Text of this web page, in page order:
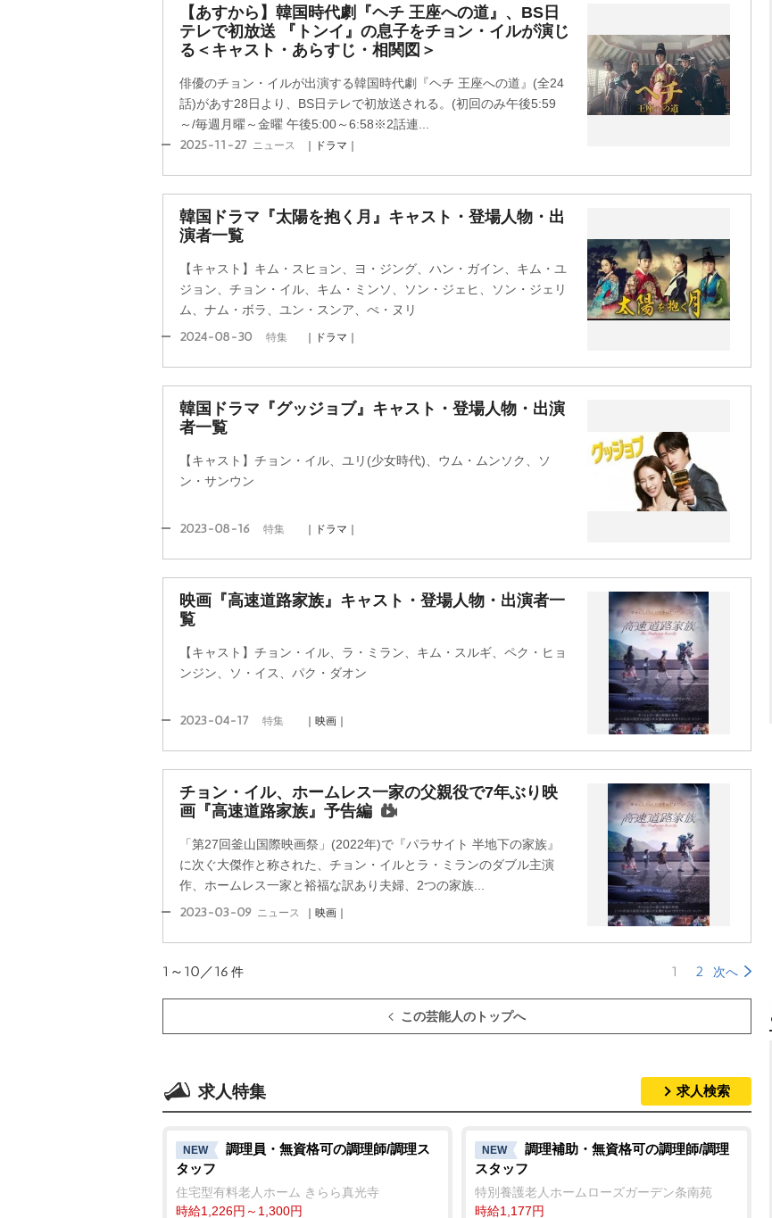
u
t
e
【あすから】韓国時代劇『ヘチ 王座への道』、BS日
テレで初放送 『トンイ』の息子をチョン・イルが演じ
る＜キャスト・あらすじ・相関図＞
俳優のチョン・イルが出演する韓国時代劇『ヘチ 王座への道』(全24
話)があす28日より、BS日テレで初放送される。(初回のみ午後5:59
～/毎週月曜～金曜 午後5:00～6:58※2話連...
2025-11-27 ニュース ｜ドラマ｜
韓国ドラマ『太陽を抱く月』キャスト・登場人物・出
演者一覧
【キャスト】キム・スヒョン、ヨ・ジング、ハン・ガイン、キム・ユ
ジョン、チョン・イル、キム・ミンソ、ソン・ジェヒ、ソン・ジェリ
ム、ナム・ボラ、ユン・スンア、ぺ・ヌリ
2024-08-30 特集 ｜ドラマ｜
韓国ドラマ『グッジョブ』キャスト・登場人物・出演
者一覧
【キャスト】チョン・イル、ユリ(少女時代)、ウム・ムンソク、ソ
ン・サンウン
2023-08-16 特集 ｜ドラマ｜
映画『高速道路家族』キャスト・登場人物・出演者一
覧
【キャスト】チョン・イル、ラ・ミラン、キム・スルギ、ペク・ヒョ
ンジン、ソ・イス、パク・ダオン
2023-04-17 特集 ｜映画｜
チョン・イル、ホームレス一家の父親役で7年ぶり映
画『高速道路家族』予告編
「第27回釜山国際映画祭」(2022年)で『パラサイト 半地下の家族』
に次ぐ大傑作と称された、チョン・イルとラ・ミランのダブル主演
作、ホームレス一家と裕福な訳あり夫婦、2つの家族...
2023-03-09 ニュース ｜映画｜
1～10／16 件 1 2 次へ
この芸能人のトップへ
求人特集 求人検索
NEW
調理員・無資格可の調理師/調理ス
タッフ
住宅型有料老人ホーム きらら真光寺
時給1,226円～1,300円
NEW
調理補助・無資格可の調理師/調理
スタッフ
特別養護老人ホームローズガーデン条南苑
時給1,177円